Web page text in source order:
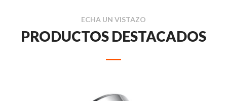
ECHA UN VISTAZO
PRODUCTOS DESTACADOS